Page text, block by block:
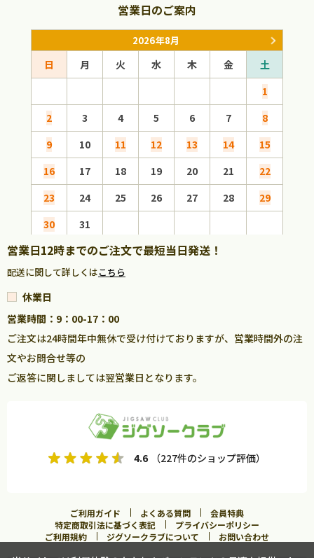
営業日のご案内
2026年8月
日 月 火 水 木 金
土
1
2
3 4 5 6 7
8
9
10 11 12 13 14
15
16
17 18 19 20 21
22
23
24 25 26 27 28
29
30
31
営業日12時までのご注文で最短当日発送！
配送に関して詳しくはこちら
休業日
営業時間：9：00-17：00
ご注文は24時間年中無休で受け付けておりますが、営業時間外の注
文やお問合せ等の
ご返答に関しましては翌営業日となります。
4.6 （227件のショップ評価）
ご利用ガイド よくある質問
会員特典
特定商取引法に基づく表記
プライバシーポリシー
ご利用規約
ジグソークラブについて お問い合わせ